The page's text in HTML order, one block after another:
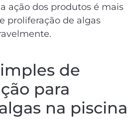
ação dos produtos é mais
proliferação de algas
de
para
na piscina